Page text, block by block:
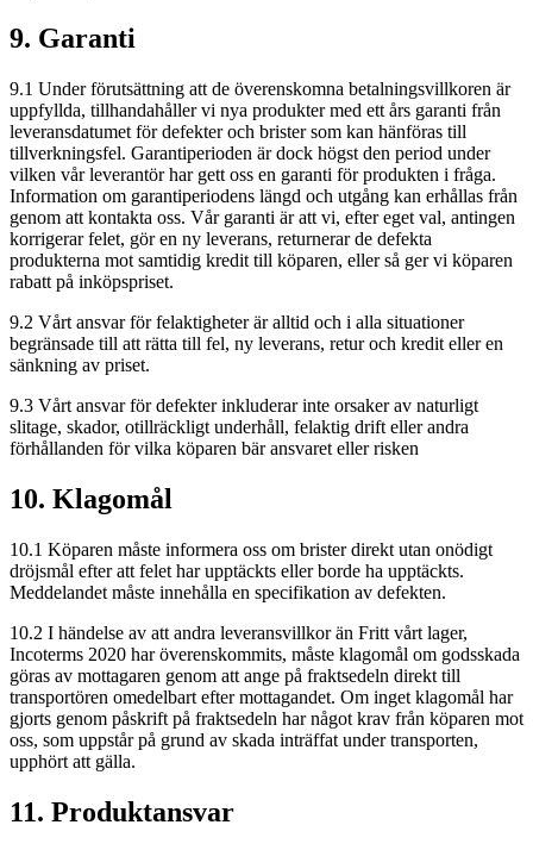
9. Garanti
9.1 Under förutsättning att de överenskomna betalningsvillkoren är
uppfyllda, tillhandahåller vi nya produkter med ett års garanti från
leveransdatumet för defekter och brister som kan hänföras till
tillverkningsfel. Garantiperioden är dock högst den period under
vilken vår leverantör har gett oss en garanti för produkten i fråga.
Information om garantiperiodens längd och utgång kan erhållas från
genom att kontakta oss. Vår garanti är att vi, efter eget val, antingen
korrigerar felet, gör en ny leverans, returnerar de defekta
produkterna mot samtidig kredit till köparen, eller så ger vi köparen
rabatt på inköpspriset.
9.2 Vårt ansvar för felaktigheter är alltid och i alla situationer
begränsade till att rätta till fel, ny leverans, retur och kredit eller en
sänkning av priset.
9.3 Vårt ansvar för defekter inkluderar inte orsaker av naturligt
slitage, skador, otillräckligt underhåll, felaktig drift eller andra
förhållanden för vilka köparen bär ansvaret eller risken
10. Klagomål
10.1 Köparen måste informera oss om brister direkt utan onödigt
dröjsmål efter att felet har upptäckts eller borde ha upptäckts.
Meddelandet måste innehålla en specifikation av defekten.
10.2 I händelse av att andra leveransvillkor än Fritt vårt lager,
Incoterms 2020 har överenskommits, måste klagomål om godsskada
göras av mottagaren genom att ange på fraktsedeln direkt till
transportören omedelbart efter mottagandet. Om inget klagomål har
gjorts genom påskrift på fraktsedeln har något krav från köparen mot
oss, som uppstår på grund av skada inträffat under transporten,
upphört att gälla.
11. Produktansvar